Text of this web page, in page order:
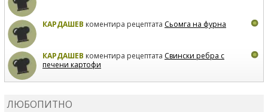
КАРДАШЕВ коментира рецептата Сьомга на фурна
КАРДАШЕВ коментира рецептата Свински ребра с
печени картофи
ЛЮБОПИТНО